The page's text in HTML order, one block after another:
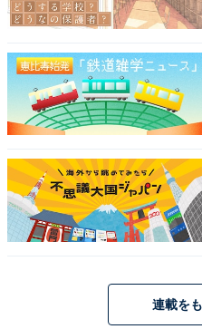
【Amazon.co.jp限定】ハイ
50E60N 4K スマート Wチュ
テレビ HDMI2.1 低遅延ゲー
ハイセンス「43E60N」
連載を